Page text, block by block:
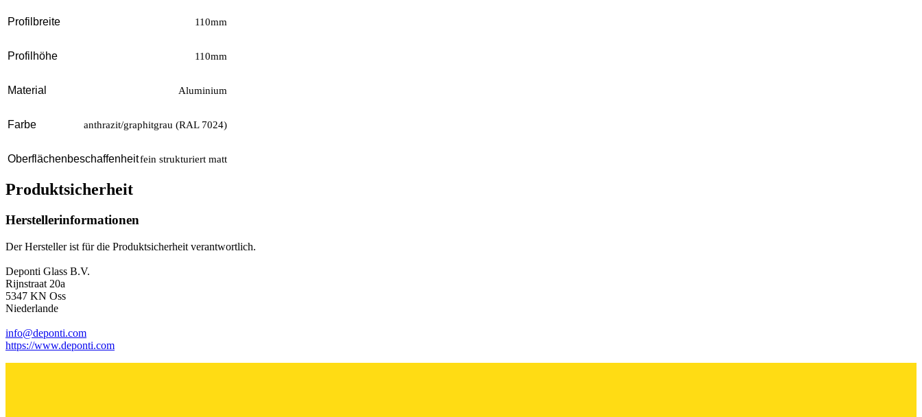
Profilbreite 110mm
Profilhöhe 110mm
Material Aluminium
Farbe anthrazit/graphitgrau (RAL 7024)
Oberflächenbeschaffenheitfein strukturiert matt
Produktsicherheit
Herstellerinformationen
Der Hersteller ist für die Produktsicherheit verantwortlich.
Deponti Glass B.V.
Rijnstraat 20a
5347 KN Oss
Niederlande
info@deponti.com
https://www.deponti.com